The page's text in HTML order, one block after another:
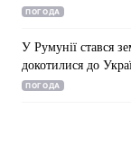
ПОГОДА
У Румунії стався
докотилися до
ПОГОДА